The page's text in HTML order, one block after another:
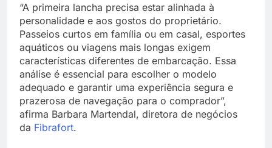
“A primeira lancha precisa estar alinhada à
personalidade e aos gostos do proprietário.
Passeios curtos em família ou em casal, esportes
aquáticos ou viagens mais longas exigem
características diferentes de embarcação. Essa
análise é essencial para escolher o modelo
adequado e garantir uma experiência segura e
prazerosa de navegação para o comprador”,
afirma Barbara Martendal, diretora de negócios
da Fibrafort.